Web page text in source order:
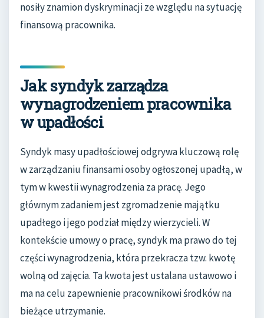
nosiły znamion dyskryminacji ze względu na sytuację
finansową pracownika.
Jak syndyk zarządza
wynagrodzeniem pracownika
w upadłości
Syndyk masy upadłościowej odgrywa kluczową rolę
w zarządzaniu finansami osoby ogłoszonej upadłą, w
tym w kwestii wynagrodzenia za pracę. Jego
głównym zadaniem jest zgromadzenie majątku
upadłego i jego podział między wierzycieli. W
kontekście umowy o pracę, syndyk ma prawo do tej
części wynagrodzenia, która przekracza tzw. kwotę
wolną od zajęcia. Ta kwota jest ustalana ustawowo i
ma na celu zapewnienie pracownikowi środków na
bieżące utrzymanie.